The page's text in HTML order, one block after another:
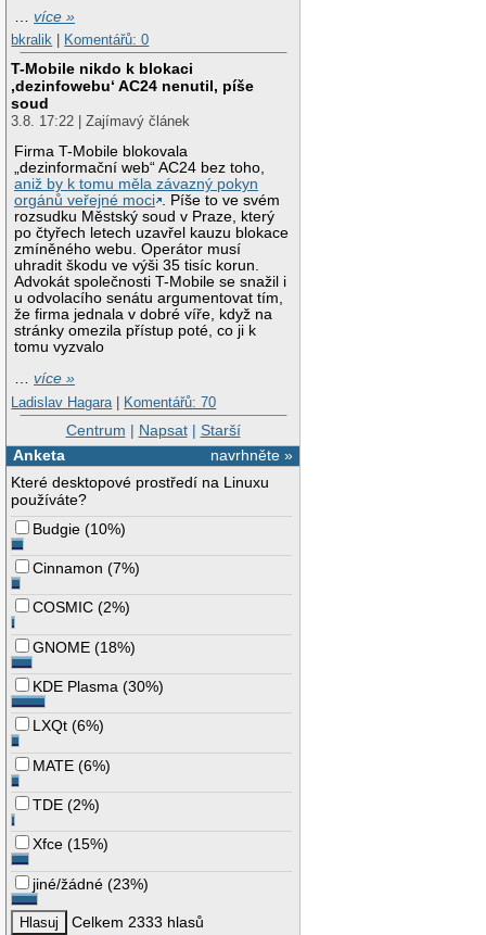
…více »
bkralik
Komentářů: 0
T-Mobile nikdo k blokaci
‚dezinfowebu‘ AC24 nenutil, píše
soud
3.8. 17:22 | Zajímavý článek
Firma T-Mobile blokovala
„dezinformační web“ AC24 bez toho,
aniž by k tomu měla závazný pokyn
orgánů veřejné moci . Píše to ve svém
rozsudku Městský soud v Praze, který
po čtyřech letech uzavřel kauzu blokace
zmíněného webu. Operátor musí
uhradit škodu ve výši 35 tisíc korun.
Advokát společnosti T-Mobile se snažil i
u odvolacího senátu argumentovat tím,
že firma jednala v dobré víře, když na
stránky omezila přístup poté, co ji k
tomu vyzvalo
…více »
Ladislav Hagara | Komentářů: 70
Centrum | Napsat| Starší
navrhněte »
Anketa
Které desktopové prostředí na Linuxu
používáte?
Budgie (10%)
Cinnamon (7%)
COSMIC (2%)
GNOME (18%)
KDE Plasma (30%)
LXQt (6%)
MATE (6%)
TDE (2%)
Xfce (15%)
jiné/žádné (23%)
Celkem 2333 hlasů